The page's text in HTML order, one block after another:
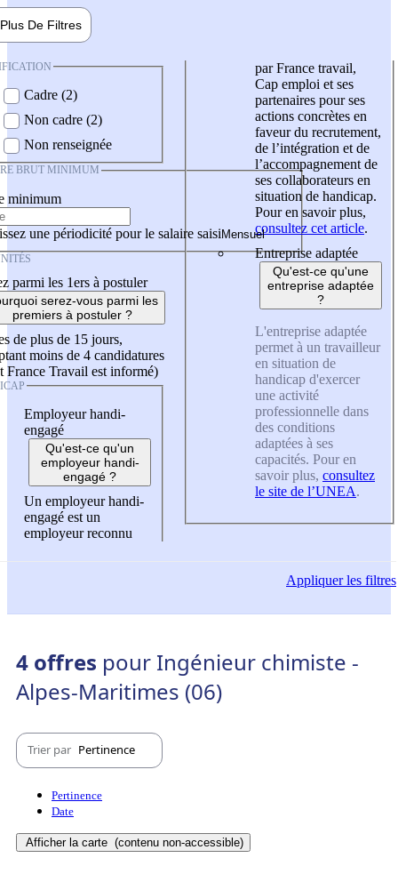
Plus De Filtres
Cadre (2)
Non cadre (2)
Non renseignée
BRUT MINIMUM
minimum
une périodicité pour le salaire saisi
parmi les 1ers à postuler
serez-vous parmi les
premiers à postuler ?
de plus de 15 jours,
moins de 4 candidatures
France Travail est informé)
Employeur handi-
engagé
Qu'est-ce qu'un
employeur handi-
engagé ?
Un employeur handi-
engagé est un
employeur reconnu
par France travail,
Cap emploi et ses
partenaires pour ses
actions concrètes en
faveur du recrutement,
de l’intégration et de
l’accompagnement de
ses collaborateurs en
situation de handicap.
Pour en savoir plus,
consultez cet article.
Entreprise adaptée
Qu'est-ce qu'une
entreprise adaptée
?
L'entreprise adaptée
permet à un travailleur
en situation de
handicap d'exercer
une activité
professionnelle dans
des conditions
adaptées à ses
capacités. Pour en
savoir plus, consultez
le site de l’UNEA.
Appliquerles filtres
4 offres pour Ingénieur chimiste -
Alpes-Maritimes (06)
Trier par Pertinence
Pertinence
Date
Afficher la carte (contenu non-accessible)